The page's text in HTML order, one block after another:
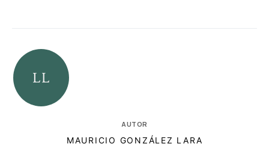
AUTOR
MAURICIO GONZÁLEZ LARA